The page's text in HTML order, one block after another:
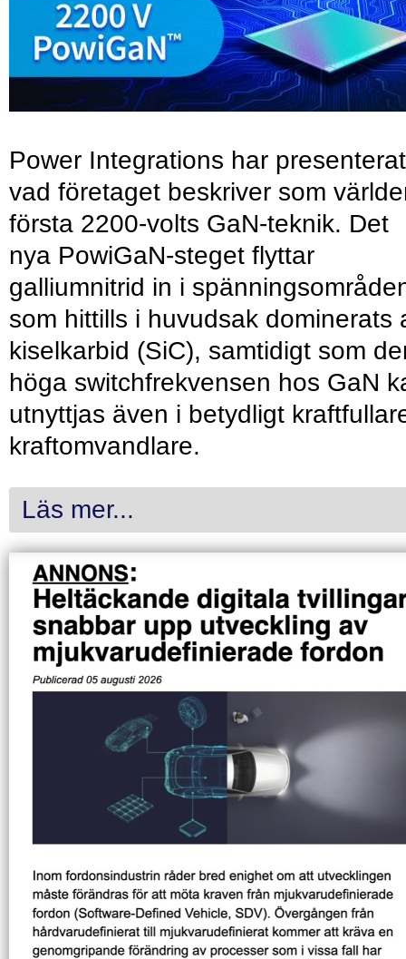
Power Integrations har presenterat
vad företaget beskriver som
första 2200-volts GaN-teknik. Det
nya PowiGaN-steget flyttar
galliumnitrid in i
som hittills i huvudsak dominerats
kiselkarbid (SiC), samtidigt som
höga switchfrekvensen hos GaN
utnyttjas även i betydligt
kraftomvandlare.
Läs mer...